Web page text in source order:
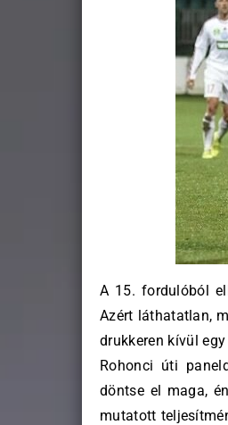
A 15. fordulóból
Azért láthatatlan,
drukkeren kívül
Rohonci úti
döntse el maga,
mutatott